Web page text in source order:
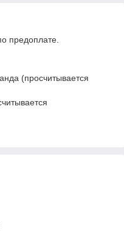
предоплате.
(просчитывается